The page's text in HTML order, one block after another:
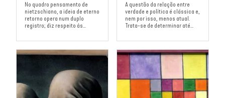
No quadro pensamento de
nietzschiano, a ideia de eterno
retorno opera num duplo
registro; diz respeito às...
A questão da relação entre
verdade e política é clássica e,
nem por isso, menos atual.
Trata-se de determinar até...